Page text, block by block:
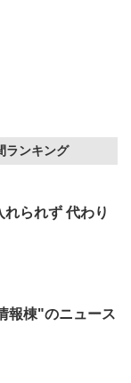
ランキング
られず 代わり
報棟"のニュース